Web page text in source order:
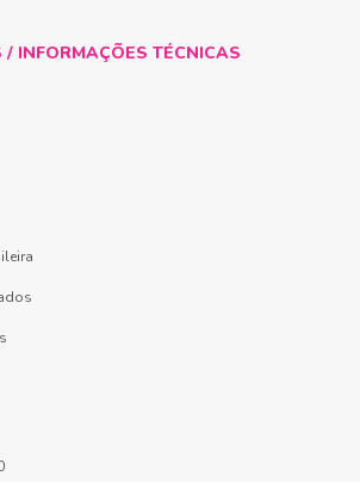
INFORMAÇÕES TÉCNICAS